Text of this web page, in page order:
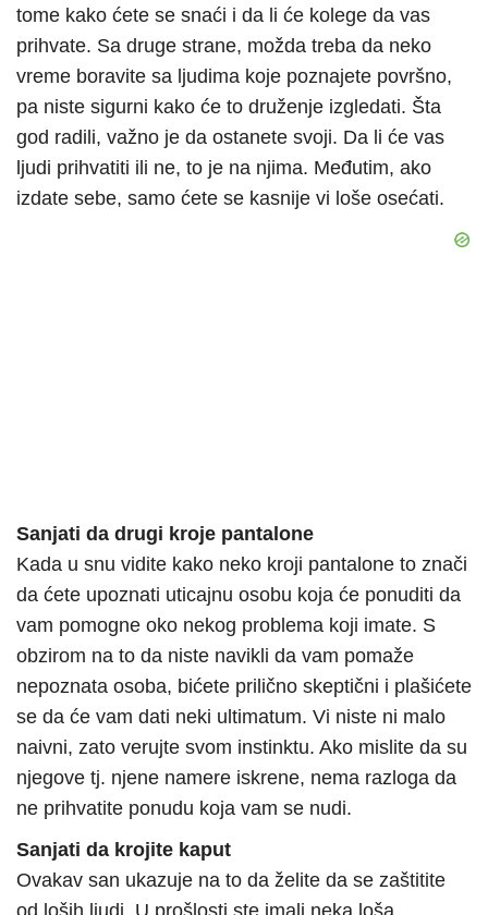
tome kako ćete se snaći i da li će kolege da vas
prihvate. Sa druge strane, možda treba da neko
vreme boravite sa ljudima koje poznajete površno,
pa niste sigurni kako će to druženje izgledati. Šta
god radili, važno je da ostanete svoji. Da li će vas
ljudi prihvatiti ili ne, to je na njima. Međutim, ako
izdate sebe, samo ćete se kasnije vi loše osećati.
Sanjati da drugi kroje pantalone
Kada u snu vidite kako neko kroji pantalone to znači
da ćete upoznati uticajnu osobu koja će ponuditi da
vam pomogne oko nekog problema koji imate. S
obzirom na to da niste navikli da vam pomaže
nepoznata osoba, bićete prilično skeptični i plašićete
se da će vam dati neki ultimatum. Vi niste ni malo
naivni, zato verujte svom instinktu. Ako mislite da su
njegove tj. njene namere iskrene, nema razloga da
ne prihvatite ponudu koja vam se nudi.
Sanjati da krojite kaput
Ovakav san ukazuje na to da želite da se zaštitite